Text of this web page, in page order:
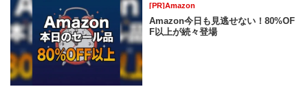
[PR]Amazon
Amazon今日も見逃せない！80%OF
F以上が続々登場